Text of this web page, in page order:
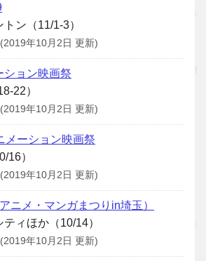
ン（11/1-3）
(2019年10月2日 更新)
ション映画祭
22）
(2019年10月2日 更新)
メーション映画祭
16）
(2019年10月2日 更新)
ニメ・マンガまつりin埼玉）
ィほか（10/14）
(2019年10月2日 更新)